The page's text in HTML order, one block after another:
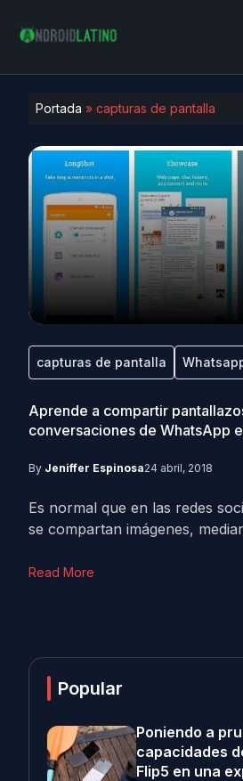
Portada » capturas de pantalla
capturas de pantalla
Aprende a compartir
conversaciones de WhatsApp
By Jeniffer Espinosa24 abril, 2018
Es normal que en las redes
se compartan imágenes,
Read More
Popular
Poniendo a
capacidades
Flip5 en una